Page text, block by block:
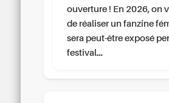
ouverture ! En 2026, on
de réaliser un fanzine
sera peut-être exposé
festival…